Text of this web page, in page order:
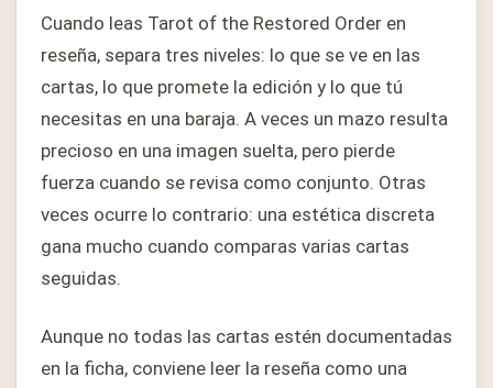
Cuando leas Tarot of the Restored Order en
reseña, separa tres niveles: lo que se ve en las
cartas, lo que promete la edición y lo que tú
necesitas en una baraja. A veces un mazo resulta
precioso en una imagen suelta, pero pierde
fuerza cuando se revisa como conjunto. Otras
veces ocurre lo contrario: una estética discreta
gana mucho cuando comparas varias cartas
seguidas.
Aunque no todas las cartas estén documentadas
en la ficha, conviene leer la reseña como una